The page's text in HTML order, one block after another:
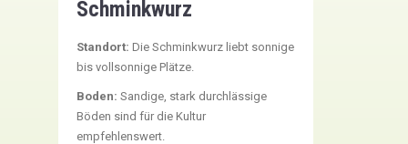
Schminkwurz
Standort: Die Schminkwurz liebt sonnige
bis vollsonnige Plätze.
Boden: Sandige, stark durchlässige
Böden sind für die Kultur
empfehlenswert.